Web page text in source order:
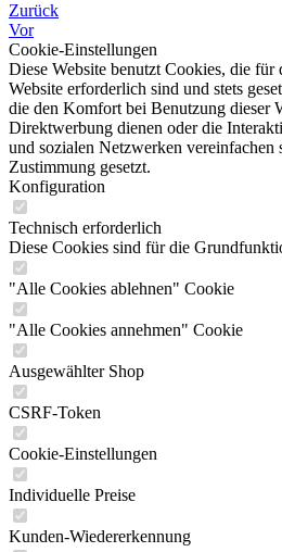
Zurück
Vor
Cookie-Einstellungen
Diese Website benutzt Cookies, die für
Website erforderlich sind und stets
die den Komfort bei Benutzung dieser
Direktwerbung dienen oder die
und sozialen Netzwerken
Zustimmung gesetzt.
Konfiguration
Technisch erforderlich
Diese Cookies sind für die
"Alle Cookies ablehnen" Cookie
"Alle Cookies annehmen" Cookie
Ausgewählter Shop
CSRF-Token
Cookie-Einstellungen
Individuelle Preise
Kunden-Wiedererkennung